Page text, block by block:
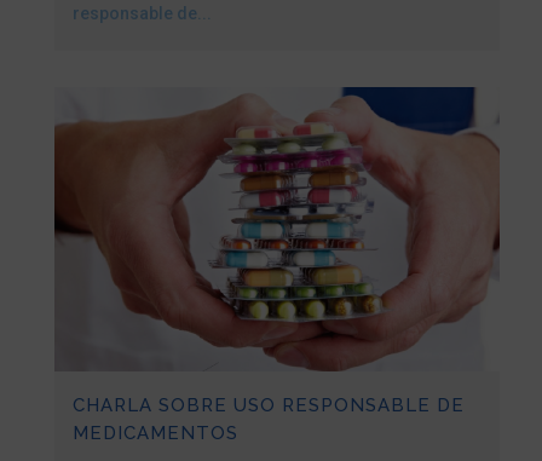
responsable de...
CHARLA SOBRE USO RESPONSABLE DE
MEDICAMENTOS